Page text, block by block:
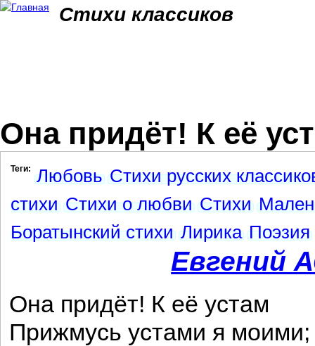
Стихи классиков
Она придёт! К её
Теги: Любовь Стихи русских
стихи Стихи о любви Стихи
Боратынский стихи Лирика Поэзия
Евгений
Она придёт! К её устам
Прижмусь устами я моими;